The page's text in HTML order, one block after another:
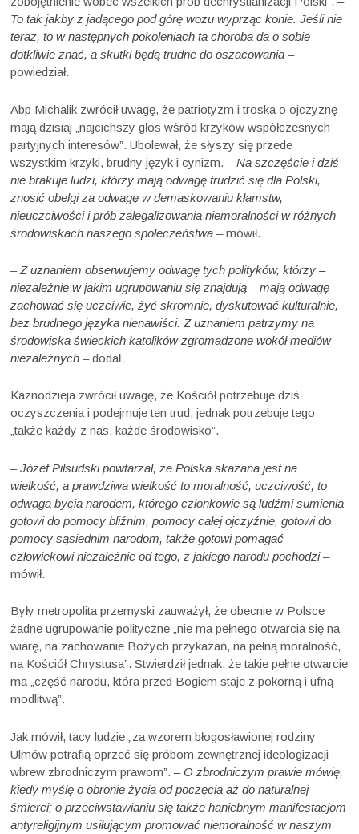
To tak jakby z jadącego pod górę wozu wyprząc konie. Jeśli nie
teraz, to w następnych pokoleniach ta choroba da o sobie
dotkliwie znać, a skutki będą trudne do oszacowania –
powiedział.
Abp Michalik zwrócił uwagę, że patriotyzm i troska o ojczyznę
mają dzisiaj „najcichszy głos wśród krzyków współczesnych
partyjnych interesów”. Ubolewał, że słyszy się przede
wszystkim krzyki, brudny język i cynizm. –Na szczęście i dziś
nie brakuje ludzi, którzy mają odwagę trudzić się dla Polski,
znosić obelgi za odwagę w demaskowaniu kłamstw,
nieuczciwości i prób zalegalizowania niemoralności w różnych
środowiskach naszego społeczeństwa – mówił.
–Z uznaniem obserwujemy odwagę tych polityków, którzy –
niezależnie w jakim ugrupowaniu się znajdują – mają odwagę
zachować się uczciwie, żyć skromnie, dyskutować kulturalnie,
bez brudnego języka nienawiści. Z uznaniem patrzymy na
środowiska świeckich katolików zgromadzone wokół mediów
niezależnych – dodał.
Kaznodzieja zwrócił uwagę, że Kościół potrzebuje dziś
oczyszczenia i podejmuje ten trud, jednak potrzebuje tego
„także każdy z nas, każde środowisko”.
–Józef Piłsudski powtarzał, że Polska skazana jest na
wielkość, a prawdziwa wielkość to moralność, uczciwość, to
odwaga bycia narodem, którego członkowie są ludźmi sumienia
gotowi do pomocy bliźnim, pomocy całej ojczyźnie, gotowi do
pomocy sąsiednim narodom, także gotowi pomagać
człowiekowi niezależnie od tego, z jakiego narodu pochodzi–
mówił.
Były metropolita przemyski zauważył, że obecnie w Polsce
żadne ugrupowanie polityczne „nie ma pełnego otwarcia się na
wiarę, na zachowanie Bożych przykazań, na pełną moralność,
na Kościół Chrystusa”. Stwierdził jednak, że takie pełne otwarcie
ma „część narodu, która przed Bogiem staje z pokorną i ufną
modlitwą”.
Jak mówił, tacy ludzie „za wzorem błogosławionej rodziny
Ulmów potrafią oprzeć się próbom zewnętrznej ideologizacji
wbrew zbrodniczym prawom”. –O zbrodniczym prawie mówię,
kiedy myślę o obronie życia od poczęcia aż do naturalnej
śmierci; o przeciwstawianiu się także haniebnym manifestacjom
antyreligijnym usiłującym promować niemoralność w naszym